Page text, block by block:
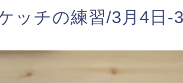
ッチの練習/3月4日-